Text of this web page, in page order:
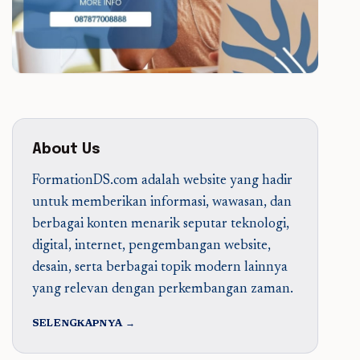
About Us
FormationDS.com adalah website yang hadir
untuk memberikan informasi, wawasan, dan
berbagai konten menarik seputar teknologi,
digital, internet, pengembangan website,
desain, serta berbagai topik modern lainnya
yang relevan dengan perkembangan zaman.
SELENGKAPNYA →